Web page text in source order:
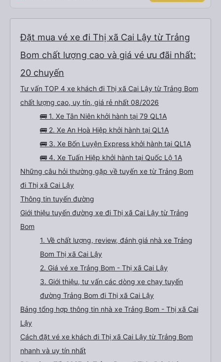
Đặt mua vé xe đi Thị xã Cai Lậy từ Trảng
Bom chất lượng cao và giá vé ưu đãi nhất:
20 chuyến
Tư vấn TOP 4 xe khách đi Thị xã Cai Lậy từ Trảng Bom
chất lượng cao, uy tín, giá rẻ nhất 08/2026
🚌 1. Xe Tân Niên khởi hành tại 79 QL1A
🚌 2. Xe An Hoà Hiệp khởi hành tại QL1A
🚌 3. Xe Bốn Luyện Express khởi hành tại QL1A
🚌 4. Xe Tuấn Hiệp khởi hành tại Quốc Lộ 1A
Những câu hỏi thường gặp về tuyến xe từ Trảng Bom
đi Thị xã Cai Lậy
Thông tin tuyến đường
Giới thiệu tuyến đường xe đi Thị xã Cai Lậy từ Trảng
Bom
1. Về chất lượng, review, đánh giá nhà xe Trảng
Bom Thị xã Cai Lậy
2. Giá vé xe Trảng Bom - Thị xã Cai Lậy
3. Giới thiệu, tư vấn các dòng xe chạy tuyến
đường Trảng Bom đi Thị xã Cai Lậy
Bảng tổng hợp thông tin nhà xe Trảng Bom - Thị xã Cai
Lậy
Cách đặt vé xe khách đi Thị xã Cai Lậy từ Trảng Bom
nhanh và uy tín nhất